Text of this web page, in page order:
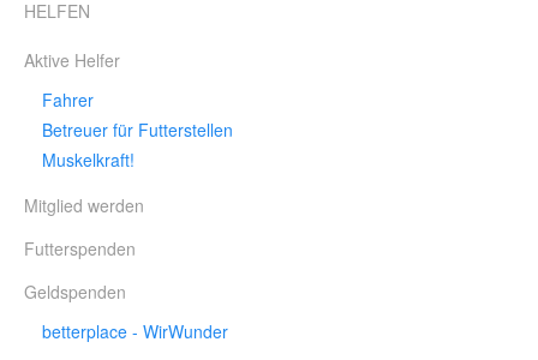
HELFEN
Aktive Helfer
Fahrer
Betreuer für Futterstellen
Muskelkraft!
Mitglied werden
Futterspenden
Geldspenden
betterplace - WirWunder